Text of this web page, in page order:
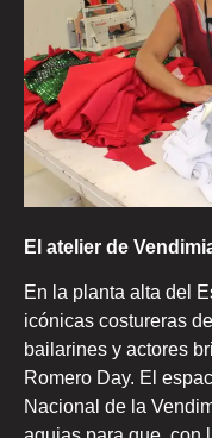
El atelier de
En la planta alta del
icónicas costureras
bailarines y actores
Romero Day. El
Nacional de la